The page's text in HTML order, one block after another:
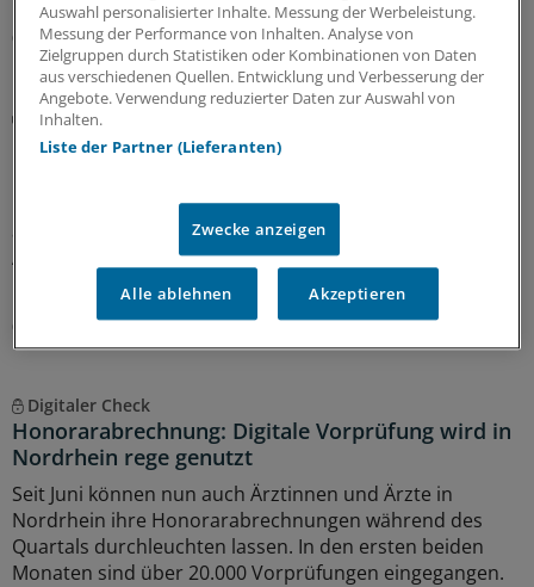
05.08.2026
Diskriminierung
Rassismus in der Praxis: Neuer Leitfaden klärt
Ein neuer Leitfaden der Charité Berlin beleuchtet
anhand realer Fälle die rechtliche Verantwortung von
Arztpraxen bei Diskriminierung und zeigt auf, welche
Handlungsmöglichkeiten es gibt.
05.08.2026
Digitaler Check
Honorarabrechnung: Digitale Vorprüfung wird in
Nordrhein rege genutzt
Seit Juni können nun auch Ärztinnen und Ärzte in
Nordrhein ihre Honorarabrechnungen während des
Quartals durchleuchten lassen. In den ersten beiden
Monaten sind über 20.000 Vorprüfungen eingegangen.
Auswahl personalisierter Inhalte. Messung der Werbeleistung.
Messung der Performance von Inhalten. Analyse von
Zielgruppen durch Statistiken oder Kombinationen von Daten
aus verschiedenen Quellen. Entwicklung und Verbesserung der
Angebote. Verwendung reduzierter Daten zur Auswahl von
Inhalten.
Liste der Partner (Lieferanten)
Zwecke anzeigen
Alle ablehnen Akzeptieren